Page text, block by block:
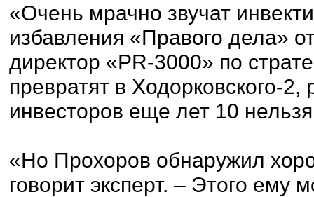
«Очень мрачно звучат
избавления «Правого дела»
директор «PR-3000» по
превратят в Ходорковского-
инвесторов еще лет 10
«Но Прохоров обнаружил
говорит эксперт. – Этого ему